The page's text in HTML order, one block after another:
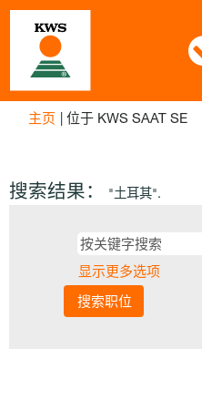
主页 | 位于 KWS SAAT SE（
搜索结果： "土耳其".
显示更多选项